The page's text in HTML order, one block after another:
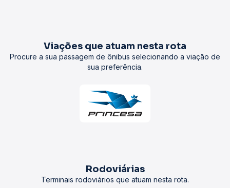
Viações que atuam nesta rota
Procure a sua passagem de ônibus selecionando a viação de
sua preferência.
Rodoviárias
Terminais rodoviários que atuam nesta rota.